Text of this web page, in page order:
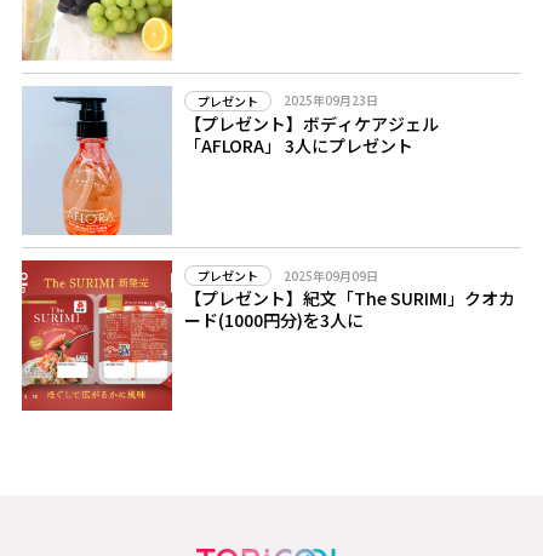
プレゼント 2025年09月23日
【プレゼント】ボディケアジェル
「AFLORA」 3人にプレゼント
プレゼント 2025年09月09日
【プレゼント】紀文「The SURIMI」クオカ
ード(1000円分)を3人に